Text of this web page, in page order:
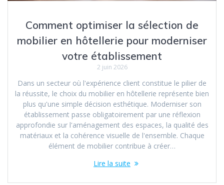
Comment optimiser la sélection de
mobilier en hôtellerie pour moderniser
votre établissement
2 juin 2026
Dans un secteur où l'expérience client constitue le pilier de
la réussite, le choix du mobilier en hôtellerie représente bien
plus qu'une simple décision esthétique. Moderniser son
établissement passe obligatoirement par une réflexion
approfondie sur l'aménagement des espaces, la qualité des
matériaux et la cohérence visuelle de l'ensemble. Chaque
élément de mobilier contribue à créer…
Lire la suite